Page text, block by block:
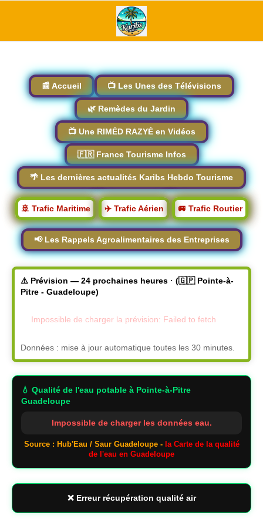
📰 Accueil 📺 Les Unes des Télévisions
🌿 Remèdes du Jardin
📺 Une RIMÉD RAZYÉ en Vidéos
🇫🇷 France Tourisme Infos
🌴 Les dernières actualités Karibs Hebdo Tourisme
🚢 Trafic Maritime ✈️ Trafic Aérien 🚐 Trafic Routier
📢 Les Rappels Agroalimentaires des Entreprises
⚠️ Prévision — 24 prochaines heures · (🇬🇵 Pointe-à-
Pitre - Guadeloupe)
Impossible de charger la prévision: Failed to fetch
Données : mise à jour automatique toutes les 30 minutes.
💧 Qualité de l'eau potable à Pointe-à-Pitre
Guadeloupe
Impossible de charger les données eau.
Source : Hub'Eau / Saur Guadeloupe - la Carte de la qualité
de l'eau en Guadeloupe
❌ Erreur récupération qualité air